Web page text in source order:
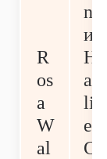
R
os
a
W
al
n
и
H
al
li
e
C